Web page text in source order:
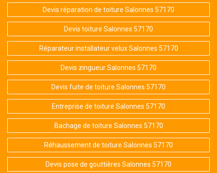
Devis réparation de toiture Salonnes 57170
Devis toiture Salonnes 57170
Réparateur installateur velux Salonnes 57170
Devis zingueur Salonnes 57170
Devis fuite de toiture Salonnes 57170
Entreprise de toiture Salonnes 57170
Bachage de toiture Salonnes 57170
Réhaussement de toiture Salonnes 57170
Devis pose de gouttières Salonnes 57170